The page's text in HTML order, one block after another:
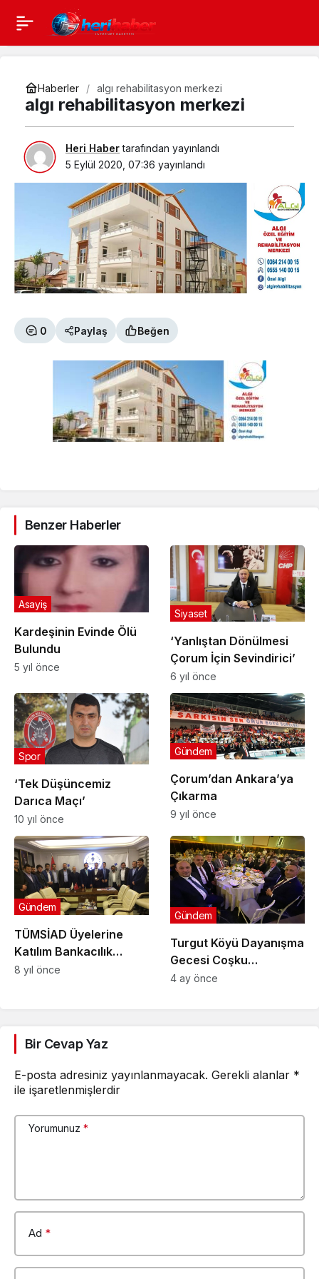
Haberler algı rehabilitasyon merkezi
algı rehabilitasyon merkezi
Heri Habertarafından yayınlandı
5 Eylül 2020, 07:36 yayınlandı
0 Paylaş Beğen
Benzer Haberler
Kardeşinin Evinde Ölü
Bulundu
Asayiş
5 yıl önce
‘Yanlıştan Dönülmesi
Çorum İçin Sevindirici’
Siyaset
6 yıl önce
‘Tek Düşüncemiz
Darıca Maçı’
Spor
10 yıl önce
Çorum’dan Ankara’ya
Çıkarma
Gündem
9 yıl önce
TÜMSİAD Üyelerine
Katılım Bankacılık
Semineri
Gündem
8 yıl önce
Turgut Köyü Dayanışma
Gecesi Coşku
İçerisinde Gerçekleşti
Gündem
4 ay önce
Bir Cevap Yaz
E-posta adresiniz yayınlanmayacak. Gerekli alanlar *
ile işaretlenmişlerdir
Yorumunuz *
Ad *